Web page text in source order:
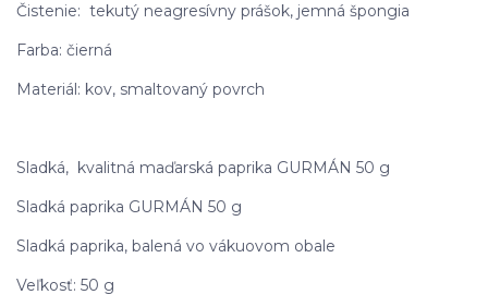
Čistenie: tekutý neagresívny prášok, jemná špongia
Farba: čierná
Materiál: kov, smaltovaný povrch
Sladká, kvalitná maďarská paprika GURMÁN 50 g
Sladká paprika GURMÁN 50 g
Sladká paprika, balená vo vákuovom obale
Veľkosť: 50 g